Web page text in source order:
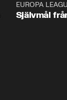
EUROPA
Självmål